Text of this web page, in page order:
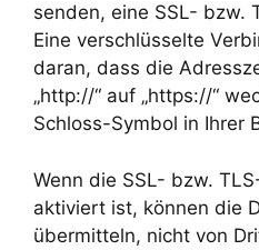
senden, eine SSL- bzw.
Eine verschlüsselte
daran, dass die
„http://“ auf „https://“
Schloss-Symbol in Ihrer
Wenn die SSL- bzw.
aktiviert ist, können die
übermitteln, nicht von